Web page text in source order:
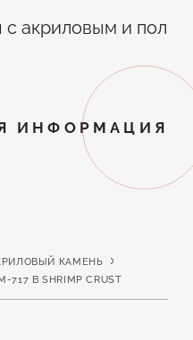
с акриловым и
ИНФОРМАЦИЯ
КАМЕНЬ
717 B SHRIMP CRUST